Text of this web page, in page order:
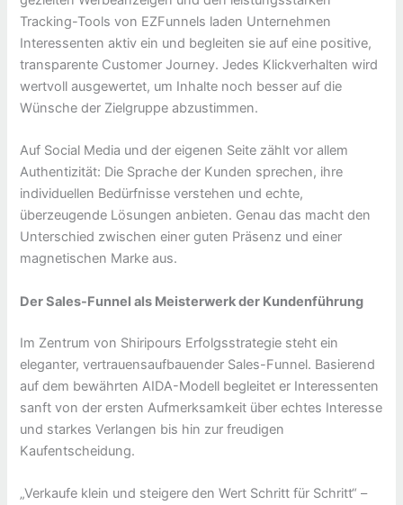
Tracking-Tools von EZFunnels laden Unternehmen
Interessenten aktiv ein und begleiten sie auf eine positive,
transparente Customer Journey. Jedes Klickverhalten wird
wertvoll ausgewertet, um Inhalte noch besser auf die
Wünsche der Zielgruppe abzustimmen.
Auf Social Media und der eigenen Seite zählt vor allem
Authentizität: Die Sprache der Kunden sprechen, ihre
individuellen Bedürfnisse verstehen und echte,
überzeugende Lösungen anbieten. Genau das macht den
Unterschied zwischen einer guten Präsenz und einer
magnetischen Marke aus.
Der Sales-Funnel als Meisterwerk der Kundenführung
Im Zentrum von Shiripours Erfolgsstrategie steht ein
eleganter, vertrauensaufbauender Sales-Funnel. Basierend
auf dem bewährten AIDA-Modell begleitet er Interessenten
sanft von der ersten Aufmerksamkeit über echtes Interesse
und starkes Verlangen bis hin zur freudigen
Kaufentscheidung.
„Verkaufe klein und steigere den Wert Schritt für Schritt“ –